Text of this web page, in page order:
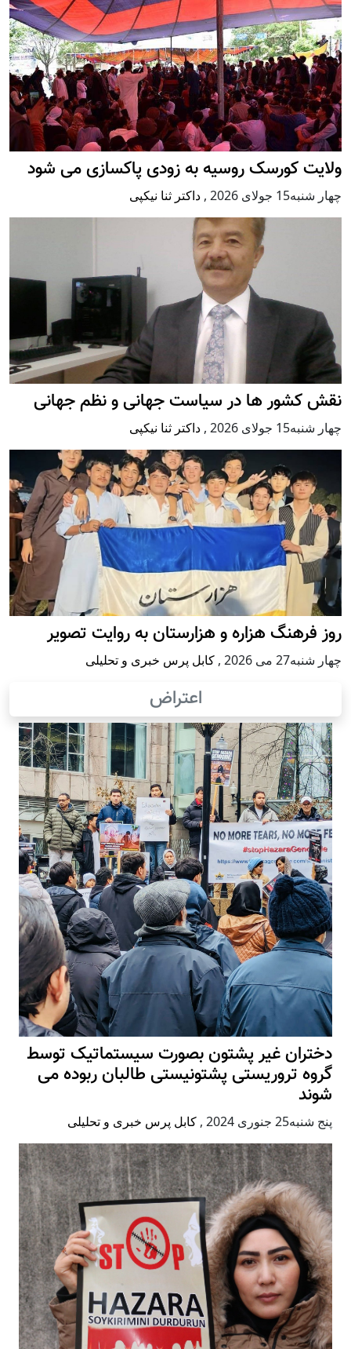
ولایت کورسک روسیه به زودی پاکسازی می شود
چهار شنبه15 جولای 2026 , داکتر ثنا نیکپی
نقش کشور ها در سیاست جهانی و نظم جهانی
چهار شنبه15 جولای 2026 , داکتر ثنا نیکپی
روز فرهنگ هزاره و هزارستان به روایت تصویر
چهار شنبه27 می 2026 , کابل پرس خبری و تحلیلی
اعتراض
دختران غیر پشتون بصورت سیستماتیک توسط
گروه تروریستی پشتونیستی طالبان ربوده می
شوند
پنج شنبه25 جنوری 2024 , کابل پرس خبری و تحلیلی